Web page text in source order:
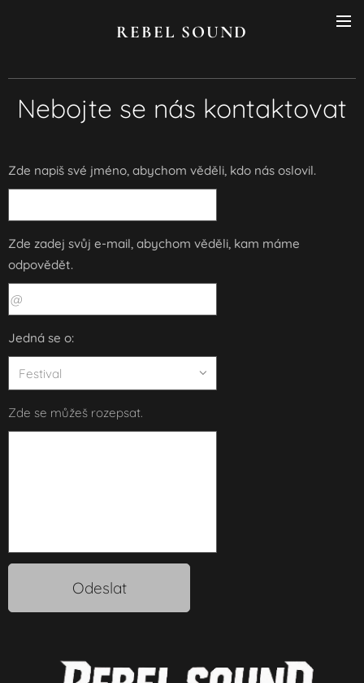
REBEL SOUND
Nebojte se nás kontaktovat
Zde napiš své jméno, abychom věděli, kdo nás oslovil.
Zde zadej svůj e-mail, abychom věděli, kam máme
odpovědět.
Jedná se o:
Zde se můžeš rozepsat.
Odeslat